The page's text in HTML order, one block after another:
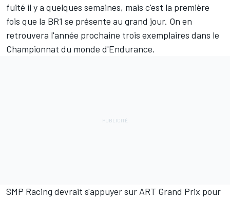
fuité il y a quelques semaines, mais c'est la première
fois que la BR1 se présente au grand jour. On en
retrouvera l'année prochaine trois exemplaires dans le
Championnat du monde d'Endurance.
SMP Racing devrait s'appuyer sur ART Grand Prix pour